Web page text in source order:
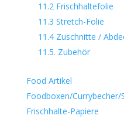
11.2 Frischhaltefolie
11.3 Stretch-Folie
11.4 Zuschnitte /
11.5. Zubehör
Food Artikel
Foodboxen/Currybecher/
Frischhalte-Papiere